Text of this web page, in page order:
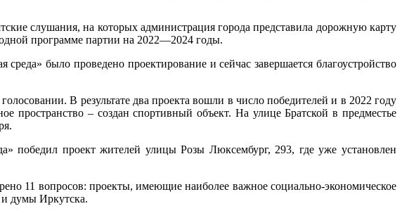
слушания, на которых администрация города представила дорожную карту
программе партии на 2022—2024 годы.
было проведено проектирование и сейчас завершается благоустройство
В результате два проекта вошли в число победителей и в 2022 году
пространство – создан спортивный объект. На улице Братской в предместье
победил проект жителей улицы Розы Люксембург, 293, где уже установлен
11 вопросов: проекты, имеющие наиболее важное социально-экономическое
и думы Иркутска.